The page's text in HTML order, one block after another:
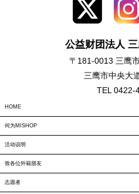
公益财团法人
〒181-0013 三鹰
三鹰市中央大
TEL 0422-
HOME
何为MISHOP
活动说明
致各位外籍朋友
志愿者